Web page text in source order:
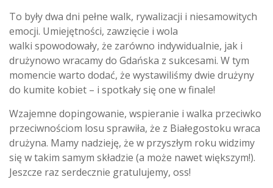
To były dwa dni pełne walk, rywalizacji i niesamowitych
emocji. Umiejętności, zawzięcie i wola
walki spowodowały, że zarówno indywidualnie, jak i
drużynowo wracamy do Gdańska z sukcesami. W tym
momencie warto dodać, że wystawiliśmy dwie drużyny
do kumite kobiet – i spotkały się one w finale!
Wzajemne dopingowanie, wspieranie i walka przeciwko
przeciwnościom losu sprawiła, że z Białegostoku wraca
drużyna. Mamy nadzieję, że w przyszłym roku widzimy
się w takim samym składzie (a może nawet większym!).
Jeszcze raz serdecznie gratulujemy, oss!